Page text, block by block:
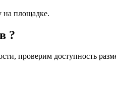
на площадке.
?
проверим доступность